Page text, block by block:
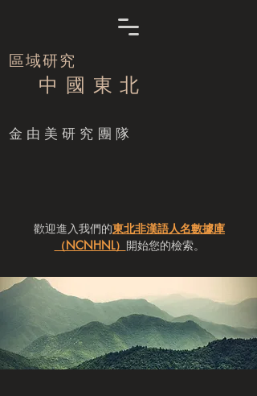
區域研究
中 國 東 北
​金由美研究團隊
歡迎進入我們的東北非漢語人名數據庫
（NCNHNL） 開始您的檢索。